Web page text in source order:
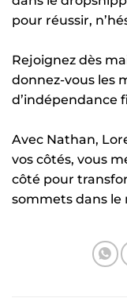
pour réussir,
Rejoignez dès
donnez-vous les
d’indépendance
Avec Nathan,
vos côtés, vous
côté pour
sommets dans le